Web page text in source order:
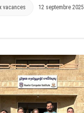
vacances 12 septembre 2025